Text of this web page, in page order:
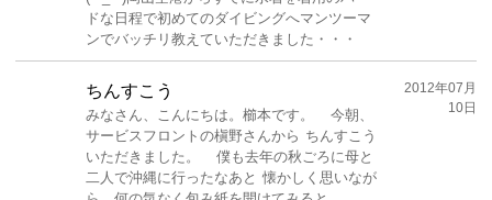
ドな日程で初めてのダイビングへマンツーマ
ンでバッチリ教えていただきました・・・
ちんすこう
みなさん、こんにちは。櫛本です。 今朝、
サービスフロントの槇野さんから ちんすこう
いただきました。 僕も去年の秋ごろに母と
二人で沖縄に行ったなあと 懐かしく思いなが
2012年07月
10日